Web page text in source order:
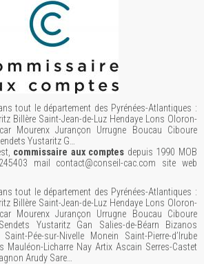
tout le département des Pyrénées-Atlantiques :
Billère Saint-Jean-de-Luz Hendaye Lons Oloron-
Mourenx Jurançon Urrugne Boucau Ciboure
Yustaritz G…
commissaire aux comptes depuis 1990 MOB
mail contact@conseil-cac.com site web
tout le département des Pyrénées-Atlantiques :
Billère Saint-Jean-de-Luz Hendaye Lons Oloron-
Mourenx Jurançon Urrugne Boucau Ciboure
Yustaritz Gan Salies-de-Béarn Bizanos
Pée-sur-Nivelle Monein Saint-Pierre-d’Irube
Mauléon-Licharre Nay Artix Ascain Serres-Castet
Arudy Sare…